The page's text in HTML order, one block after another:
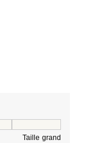
Taille grand